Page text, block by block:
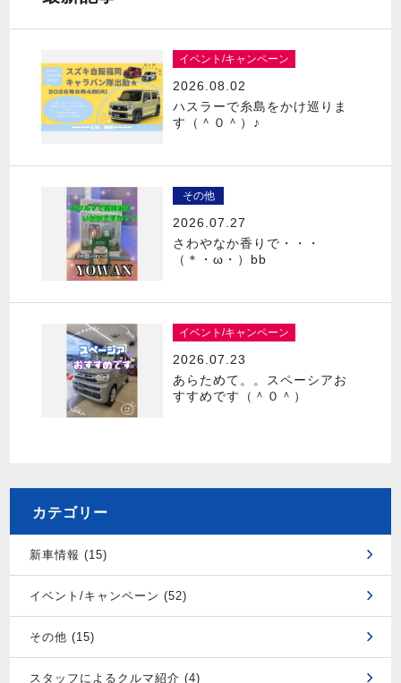
イベント/キャンペーン
2026.08.02
ハスラーで糸島をかけ巡りま
す（＾０＾）♪
その他
2026.07.27
さわやなか香りで・・・
（＊・ω・）bb
イベント/キャンペーン
2026.07.23
あらためて。。スペーシアお
すすめです（＾０＾）
カテゴリー
新車情報 (15)
イベント/キャンペーン (52)
その他 (15)
スタッフによるクルマ紹介 (4)